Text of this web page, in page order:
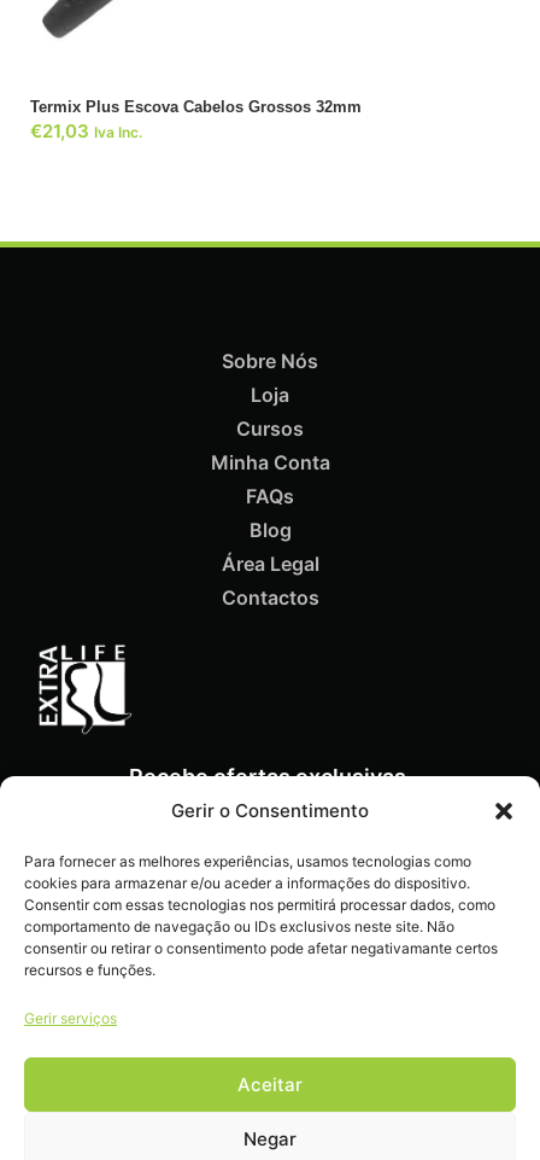
Gerir o Consentimento
Para fornecer as melhores experiências, usamos tecnologias como
cookies para armazenar e/ou aceder a informações do dispositivo.
Consentir com essas tecnologias nos permitirá processar dados, como
comportamento de navegação ou IDs exclusivos neste site. Não
consentir ou retirar o consentimento pode afetar negativamante certos
recursos e funções.
Gerir serviços
Aceitar
Negar
Termix Plus Escova Cabelos Grossos 32mm
€21,03 Iva Inc.
Recebe ofertas exclusivas,
novidades e dicas
teu e-mail.
Sobre Nós
Loja
Cursos
Minha Conta
FAQs
Blog
Área Legal
Contactos
Livro de reclamações